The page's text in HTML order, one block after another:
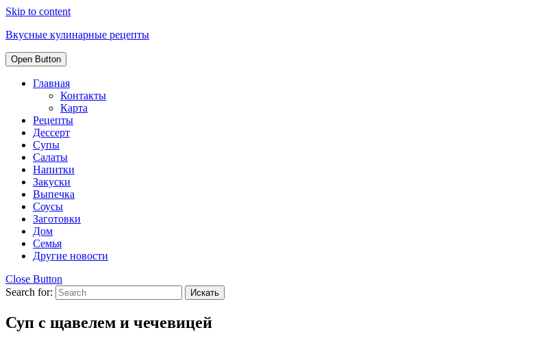
Skip to content
Вкусные кулинарные рецепты
Open Button
Главная
Контакты
Карта
Рецепты
Дессерт
Супы
Салаты
Напитки
Закуски
Выпечка
Соусы
Заготовки
Дом
Семья
Другие новости
Close Button
Search for:
Суп с щавелем и чечевицей